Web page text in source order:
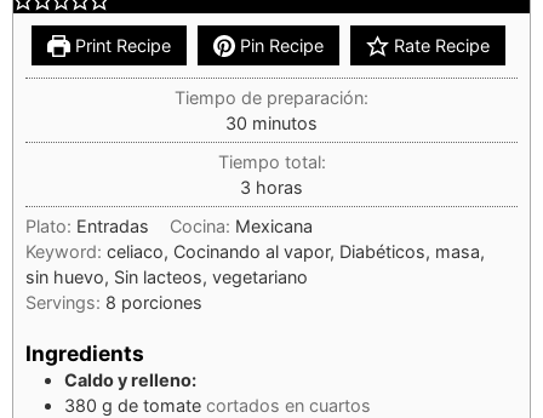
Print Recipe Pin Recipe Rate Recipe
Tiempo de preparación:
30 minutos
Tiempo total:
3 horas
Plato: Entradas Cocina: Mexicana
Keyword: celiaco, Cocinando al vapor, Diabéticos, masa,
sin huevo, Sin lacteos, vegetariano
Servings: 8 porciones
Ingredients
Caldo y relleno:
380 g de tomate cortados en cuartos